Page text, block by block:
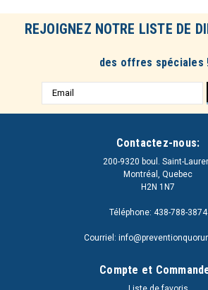
REJOIGNEZ NOTRE LISTE DE
des offres spéciales
Adresse
e-
Contactez-nous:
200-9320 boul. Saint-
Montréal, Quebec
H2N 1N7
Téléphone: 438-788-3874
Courriel:
Compte et